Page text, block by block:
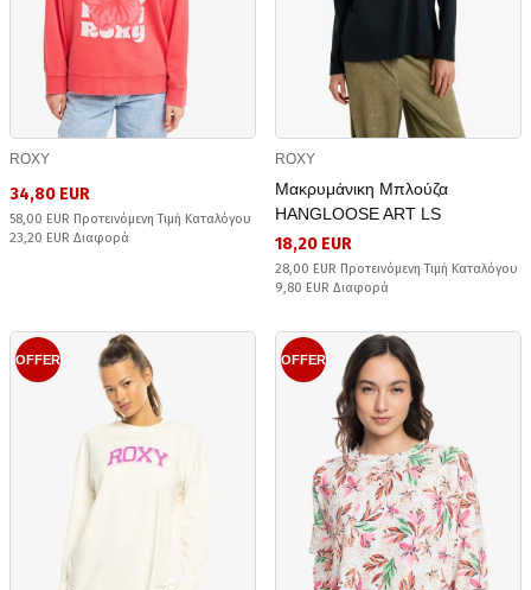
ROXY
34,80 EUR
58,00 EUR Προτεινόμενη Τιμή Καταλόγου
23,20 EUR Διαφορά
ROXY
Μακρυμάνικη Μπλούζα
HANGLOOSE ART LS
18,20 EUR
28,00 EUR Προτεινόμενη Τιμή Καταλόγου
9,80 EUR Διαφορά
OFFER OFFER